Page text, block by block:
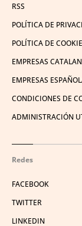
RSS
POLÍTICA DE
POLÍTICA DE
EMPRESAS
EMPRESAS
CONDICIONES DE
ADMINISTRACIÓN
Redes
FACEBOOK
TWITTER
LINKEDIN